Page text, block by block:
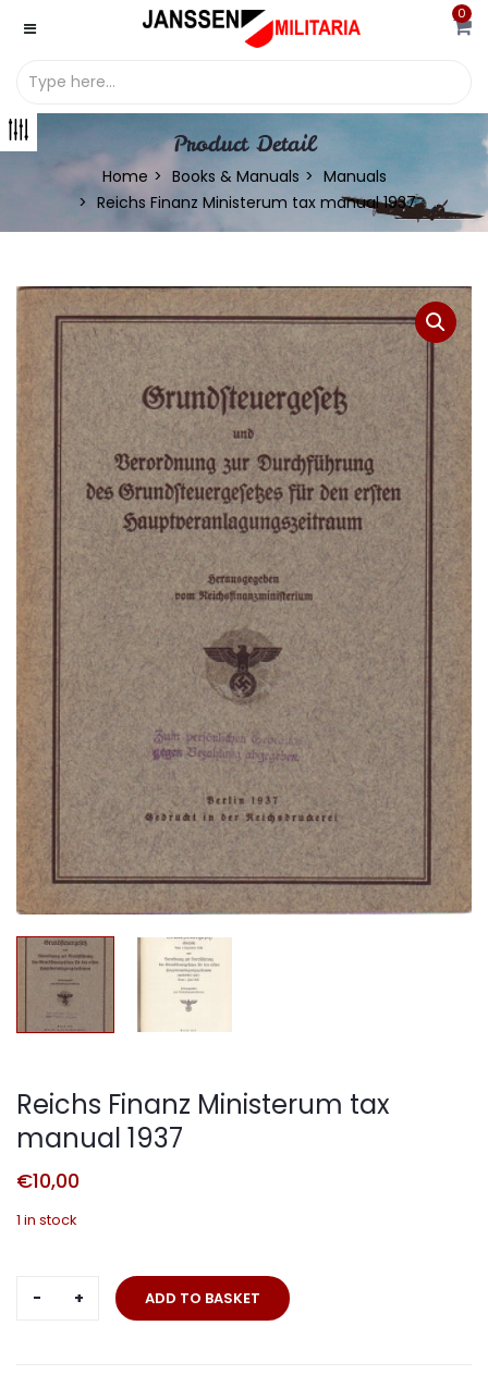
0
Product Detail
Home Books & Manuals
Manuals
Reichs Finanz Ministerum tax manual 1937
Reichs Finanz Ministerum tax
manual 1937
€10,00
1 in stock
Reichs
ADD TO BASKET